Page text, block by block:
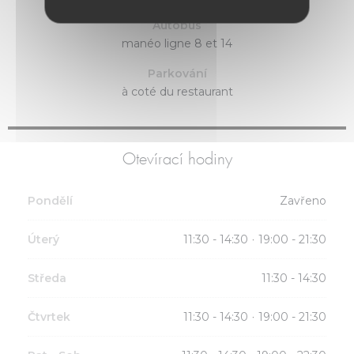
Autobus
manéo ligne 8 et 14
Parkování
à coté du restaurant
Otevírací hodiny
Pondělí Zavřeno
Úterý 11:30 - 14:30 • 19:00 - 21:30
Středa 11:30 - 14:30
Čtvrtek 11:30 - 14:30 • 19:00 - 21:30